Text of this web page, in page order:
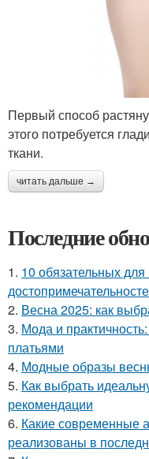
Первый способ
этого потребуется
ткани.
читать дальше →
Последние
1. 10 обязательных
2. Весна 2025: как
3. Мода и
платьями
4. Модные образы
5. Как выбрать
рекомендации
6. Какие современные
реализованы в